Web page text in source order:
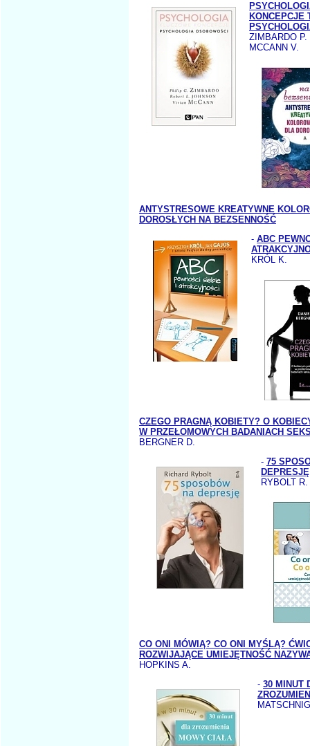
KONCEPCJE
ZIMBARDO
MCCANN V.
ANTYSTRESOWE KREATYWNE
DOROSŁYCH NA BEZSENNOŚĆ
- ABC
KRÓL K.
CZEGO PRAGNĄ KOBIETY? O
W PRZEŁOMOWYCH BADANIACH
BERGNER D.
- 75
DEPRESJĘ
RYBOLT R.
CO ONI MÓWIĄ? CO ONI MYŚLĄ?
ROZWIJAJĄCE UMIEJĘTNOŚĆ
HOPKINS A.
- 30 MINUT